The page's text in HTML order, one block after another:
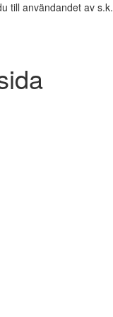
till användandet av s.k.